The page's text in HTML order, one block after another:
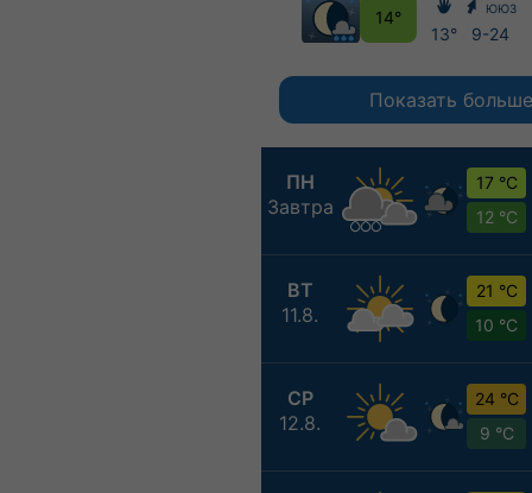
ПН
Завтра
17 °C
12 °C
ВТ
11.8.
21 °C
10 °C
СР
12.8.
24 °C
9 °C
14°
13°
ЮЮЗ
9-24
Показать больше